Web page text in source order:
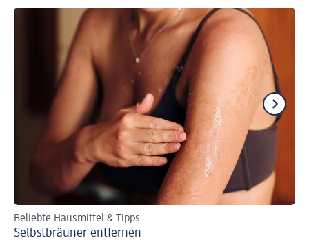
Beliebte Hausmittel & Tipps
Selbstbräuner entfernen